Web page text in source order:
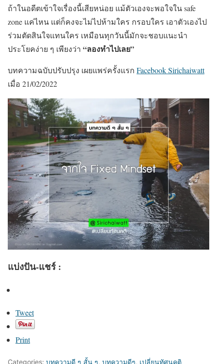
ถ้าในอดีตเข้าใจเรื่องนี้เสียหน่อย แม้ตัวเองจะพอใจใน safe
zone แค่ไหน แต่ก็คงจะไม่ไปห้ามใคร กรอบใคร เอาตัวเองไป
ร่วมตัดสินใจแทนใคร เหมือนทุกวันนี้มักจะชอบแนะนำ
ประโยคง่าย ๆ เพียงว่า “ลองทำไปเลย”
บทความฉบับปรับปรุง เผยแพร่ครั้งแรก Facebook Sirichaiwatt
เมื่อ 21/02/2022
แบ่งปัน-แชร์ :
Tweet
Print
Categories: บทความดี ๆ สั้น ๆ, บทความดีๆ, เปลี่ยนทัศนคติ